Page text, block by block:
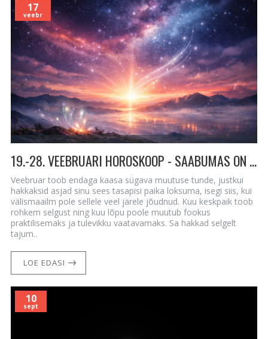
17
veebr
19.-28. VEEBRUARI HOROSKOOP - SAABUMAS ON SUUREM SELGUSTUNNE
Veebruar toob endaga kaasa sügava muutuse tunde, justkui
hakkaksid asjad sinu sees tasapisi paika loksuma, isegi siis, kui
välismaailm pole sellele veel järele jõudnud. Kuu keskpaik toob
rohkem selgust ning kuu lõpu poole muutub fookus
praktilisemaks ja tulevikku vaatavamaks. Sa hakkad selgelt
tajum..
LOE EDASI
10
sept